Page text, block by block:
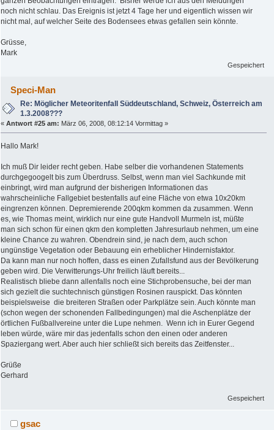
noch nicht schlau. Das Ereignis ist jetzt 4 Tage her und eigentlich wissen wir
nicht mal, auf welcher Seite des Bodensees etwas gefallen sein könnte.
Grüsse,
Mark
Gespeichert
Speci-Man
Re: Möglicher Meteoritenfall Süddeutschland, Schweiz, Österreich am
1.3.2008???
« Antwort #25 am: März 06, 2008, 08:12:14 Vormittag »
Hallo Mark!
Ich muß Dir leider recht geben. Habe selber die vorhandenen Statements
durchgegoogelt bis zum Überdruss. Selbst, wenn man viel Sachkunde mit
einbringt, wird man aufgrund der bisherigen Informationen das
wahrscheinliche Fallgebiet bestenfalls auf eine Fläche von etwa 10x20km
eingrenzen können. Depremierende 200qkm kommen da zusammen. Wenn
es, wie Thomas meint, wirklich nur eine gute Handvoll Murmeln ist, müßte
man sich schon für einen qkm den kompletten Jahresurlaub nehmen, um eine
kleine Chance zu wahren. Obendrein sind, je nach dem, auch schon
ungünstige Vegetation oder Bebauung ein erheblicher Hindernisfaktor.
Da kann man nur noch hoffen, dass es einen Zufallsfund aus der Bevölkerung
geben wird. Die Verwitterungs-Uhr freilich läuft bereits...
Realistisch bliebe dann allenfalls noch eine Stichprobensuche, bei der man
sich gezielt die suchtechnisch günstigen Rosinen rauspickt. Das könnten
beispielsweise die breiteren Straßen oder Parkplätze sein. Auch könnte man
(schon wegen der schonenden Fallbedingungen) mal die Aschenplätze der
örtlichen Fußballvereine unter die Lupe nehmen. Wenn ich in Eurer Gegend
leben würde, wäre mir das jedenfalls schon den einen oder anderen
Spaziergang wert. Aber auch hier schließt sich bereits das Zeitfenster...
Grüße
Gerhard
Gespeichert
gsac